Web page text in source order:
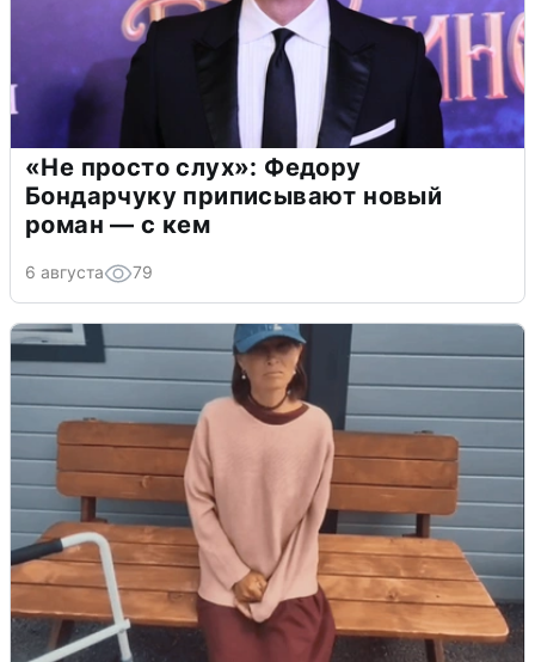
«Не просто слух»: Федору
Бондарчуку приписывают новый
роман — с кем
6 августа 79